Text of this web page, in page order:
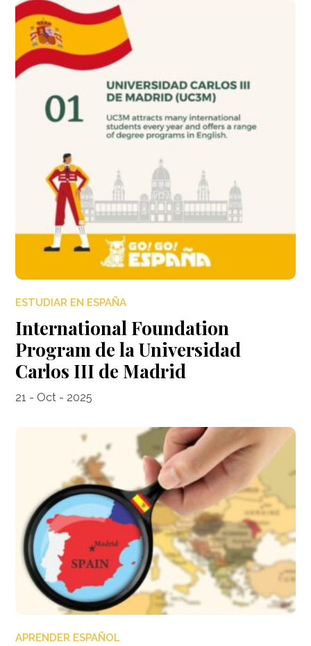
ESTUDIAR EN ESPAÑA
International Foundation
Program de la Universidad
Carlos III de Madrid
21 - Oct - 2025
APRENDER ESPAÑOL